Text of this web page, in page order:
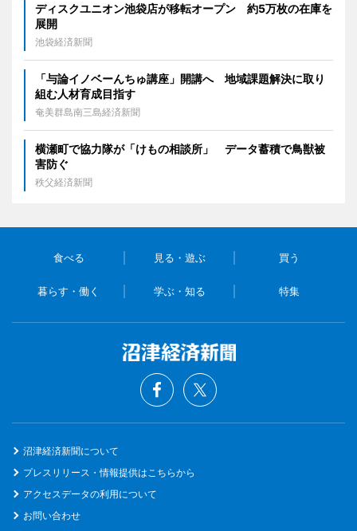
ディスクユニオン池袋店が移転オープン 約5万枚の在庫を
展開
池袋経済新聞
「与論イノベーんちゅ講座」開講へ 地域課題解決に取り
組む人材育成目指す
奄美群島南三島経済新聞
横瀬町で協力隊が「けもの相談所」 データ蓄積で鳥獣被
害防ぐ
秩父経済新聞
食べる 見る・遊ぶ 買う
暮らす・働く 学ぶ・知る 特集
沼津経済新聞について
プレスリリース・情報提供はこちらから
アクセスデータの利用について
お問い合わせ